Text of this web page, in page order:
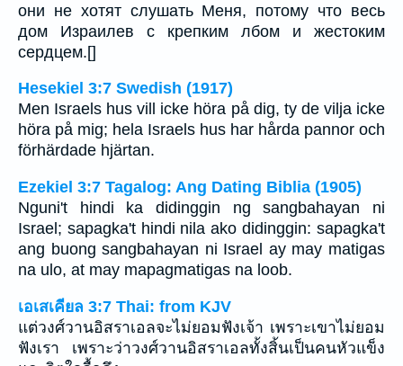
они не хотят слушать Меня, потому что весь
дом Израилев с крепким лбом и жестоким
сердцем.[]
Hesekiel 3:7 Swedish (1917)
Men Israels hus vill icke höra på dig, ty de vilja icke
höra på mig; hela Israels hus har hårda pannor och
förhärdade hjärtan.
Ezekiel 3:7 Tagalog: Ang Dating Biblia (1905)
Nguni't hindi ka didinggin ng sangbahayan ni
Israel; sapagka't hindi nila ako didinggin: sapagka't
ang buong sangbahayan ni Israel ay may matigas
na ulo, at may mapagmatigas na loob.
เอเสเคียล 3:7 Thai: from KJV
แต่วงศ์วานอิสราเอลจะไม่ยอมฟังเจ้า เพราะเขาไม่ยอม
ฟังเรา เพราะว่าวงศ์วานอิสราเอลทั้งสิ้นเป็นคนหัวแข็ง